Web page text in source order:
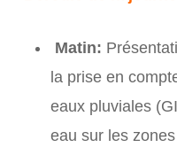
Matin:
la prise en
eaux pluviales
eau sur les zones